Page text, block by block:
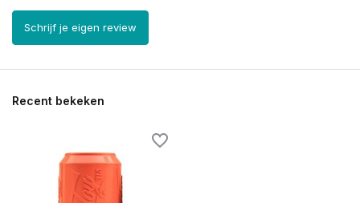
Schrijf je eigen review
Recent bekeken